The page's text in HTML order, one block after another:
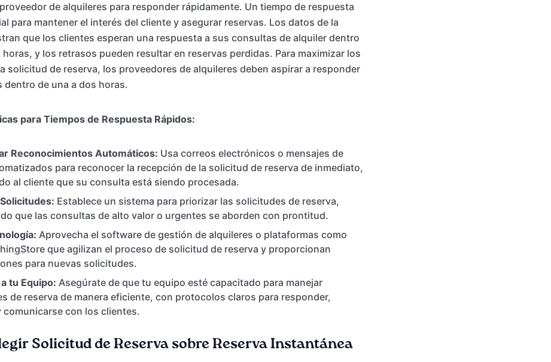
de alquileres para responder rápidamente. Un tiempo de respuesta
para mantener el interés del cliente y asegurar reservas. Los datos de la
que los clientes esperan una respuesta a sus consultas de alquiler dentro
y los retrasos pueden resultar en reservas perdidas. Para maximizar los
solicitud de reserva, los proveedores de alquileres deben aspirar a responder
dentro de una a dos horas.
para Tiempos de Respuesta Rápidos:
Reconocimientos Automáticos: Usa correos electrónicos o mensajes de
para reconocer la recepción de la solicitud de reserva de inmediato,
al cliente que su consulta está siendo procesada.
Establece un sistema para priorizar las solicitudes de reserva,
que las consultas de alto valor o urgentes se aborden con prontitud.
Aprovecha el software de gestión de alquileres o plataformas como
que agilizan el proceso de solicitud de reserva y proporcionan
para nuevas solicitudes.
tu Equipo: Asegúrate de que tu equipo esté capacitado para manejar
de reserva de manera eficiente, con protocolos claros para responder,
comunicarse con los clientes.
Solicitud de Reserva sobre Reserva Instantánea